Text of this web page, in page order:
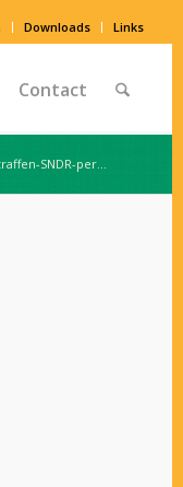
Downloads Links
Contact
SNDR-per...